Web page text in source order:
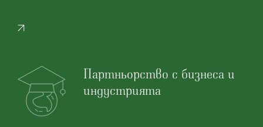
Партньорство с бизнеса и
индустрията